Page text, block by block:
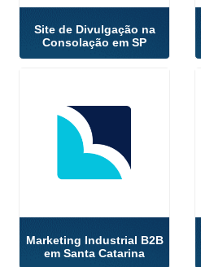
Site de Divulgação na
Consolação em SP
Marketing Industrial B2B
em Santa Catarina